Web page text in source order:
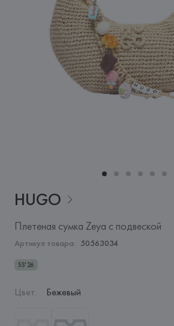
HUGO
Плетеная сумка Zeya с подвеской
Артикул товара: 50563034
SS'26
Цвет: Бежевый